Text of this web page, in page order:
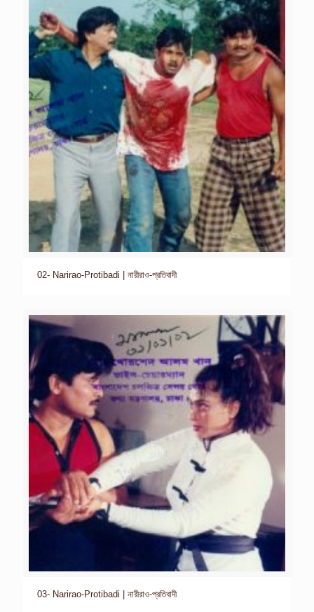
02- Narirao-Protibadi | নারীরাও-প্রতিবাদী
03- Narirao-Protibadi | নারীরাও-প্রতিবাদী